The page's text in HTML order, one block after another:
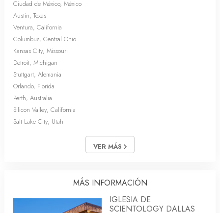
Ciudad de México, México
Austin, Texas
Ventura, California
Columbus, Central Ohio
Kansas City, Missouri
Detroit, Michigan
Stuttgart, Alemania
Orlando, Florida
Perth, Australia
Silicon Valley, California
Salt Lake City, Utah
VER MÁS
MÁS INFORMACIÓN
IGLESIA DE
SCIENTOLOGY DALLAS